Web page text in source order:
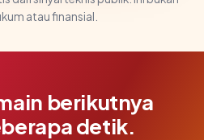
atau finansial.
berikutnya
detik.